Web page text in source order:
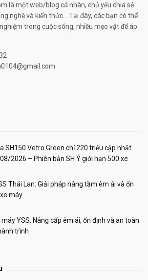
là một web/blog cá nhân, chủ yếu chia sẻ
nghệ và kiến thức... Tại đây, các bạn có thể
trong cuộc sống, nhiều mẹo vặt để áp
SH150 Vetro Green chỉ 220 triệu cập nhật
2026 – Phiên bản SH Ý giới hạn 500 xe
Thái Lan: Giải pháp nâng tầm êm ái và ổn
máy
máy YSS: Nâng cấp êm ái, ổn định và an toàn
trình